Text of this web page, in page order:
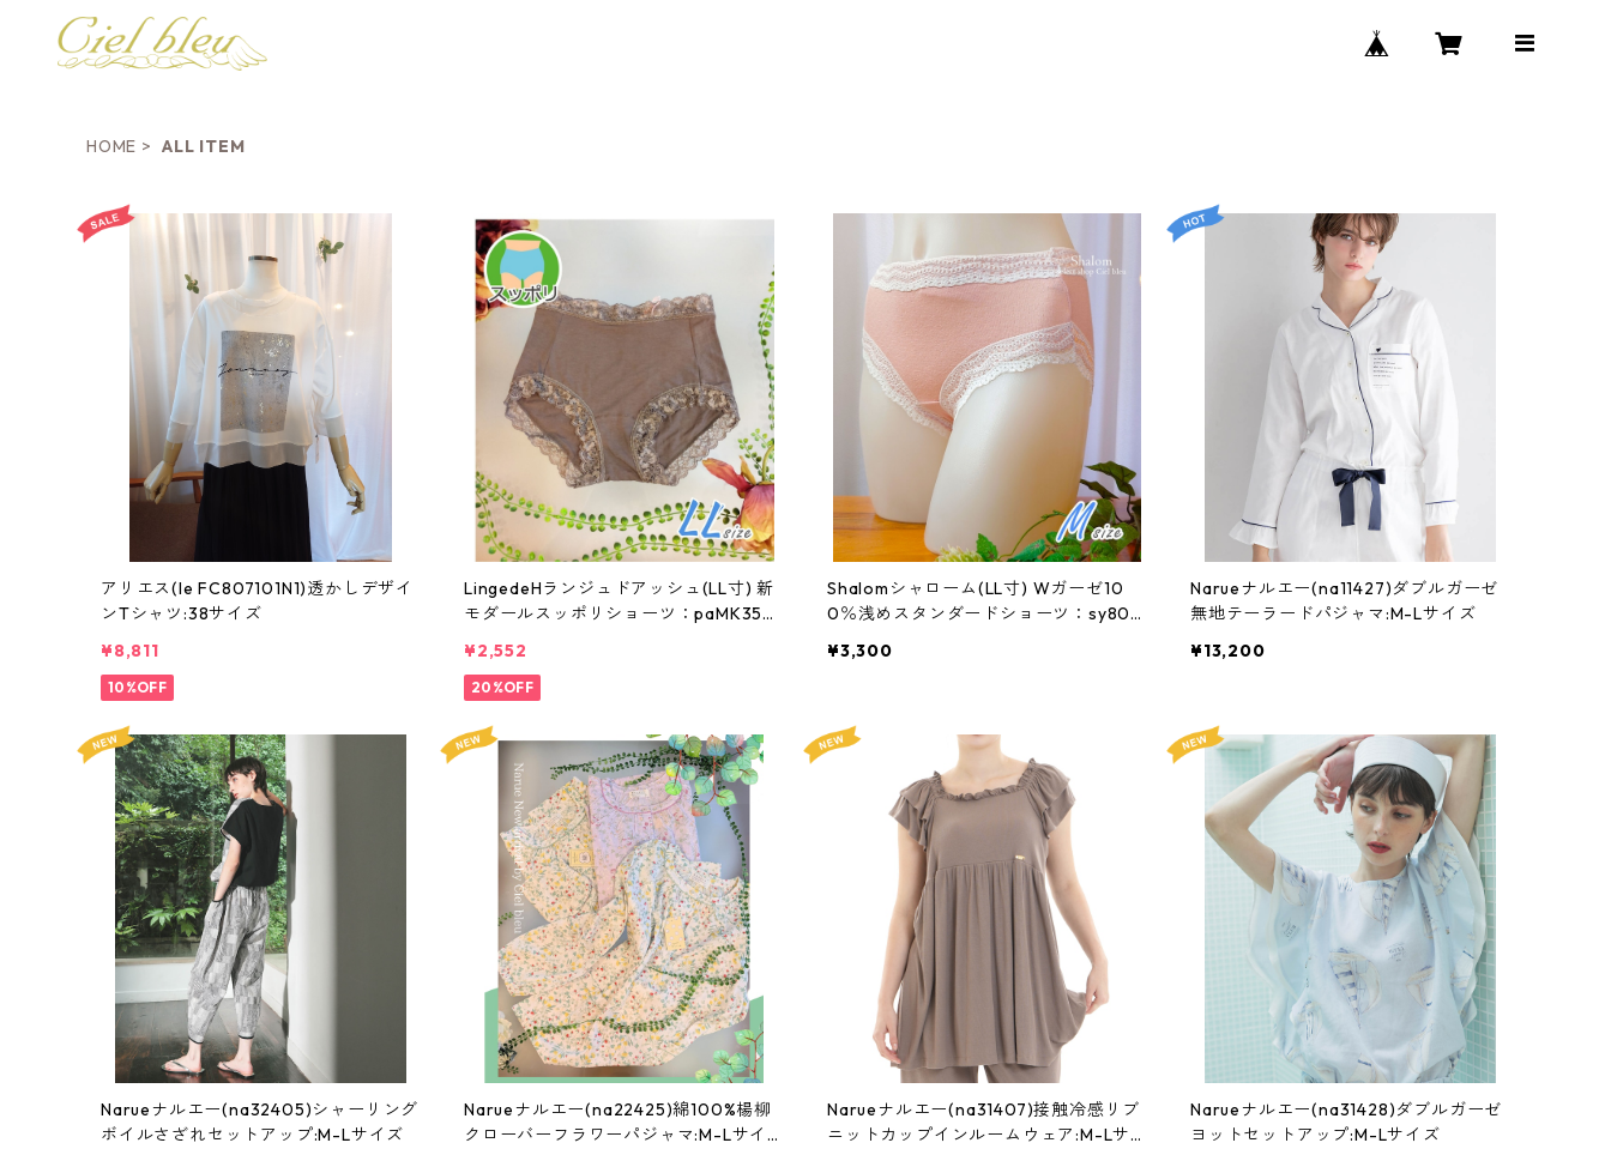
HOME ALL ITEM
アリエス(le FC807101N1)透かしデザイ
ンTシャツ:38サイズ
¥8,811
10%OFF
LingedeHランジュドアッシュ(LL寸) 新
モダールスッポリショーツ：paMK350
¥2,552
20%OFF
Shalomシャローム(LL寸) Wガーゼ10
0％浅めスタンダードショーツ：sy802
¥3,300
Narueナルエー(na11427)ダブルガーゼ
無地テーラードパジャマ:M-Lサイズ
¥13,200
Narueナルエー(na32405)シャーリング
ボイルさざれセットアップ:M-Lサイズ
Narueナルエー(na22425)綿100%楊柳
クローバーフラワーパジャマ:M-Lサイ
Narueナルエー(na31407)接触冷感リブ
ニットカップインルームウェア:M-Lサ
Narueナルエー(na31428)ダブルガーゼ
ヨットセットアップ:M-Lサイズ